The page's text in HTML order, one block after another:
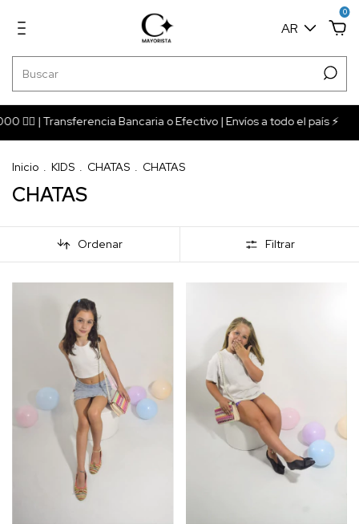
AR
0
❤️‍🔥 | Transferencia Bancaria o Efectivo | Envíos a todo el país ⚡️
Inicio . KIDS . CHATAS . CHATAS
CHATAS
Ordenar Filtrar